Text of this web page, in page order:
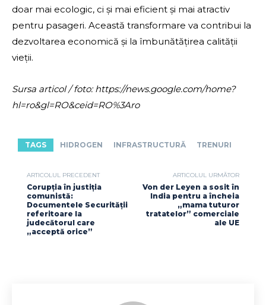
doar mai ecologic, ci și mai eficient și mai atractiv
pentru pasageri. Această transformare va contribui la
dezvoltarea economică și la îmbunătățirea calității
vieții.
Sursa articol / foto: https://news.google.com/home?
hl=ro&gl=RO&ceid=RO%3Aro
TAGS HIDROGEN INFRASTRUCTURĂ TRENURI
ARTICOLUL PRECEDENT
Corupția în justiția
comunistă:
Documentele Securității
referitoare la
judecătorul care
„acceptă orice”
ARTICOLUL URMĂTOR
Von der Leyen a sosit în
India pentru a încheia
„mama tuturor
tratatelor” comerciale
ale UE